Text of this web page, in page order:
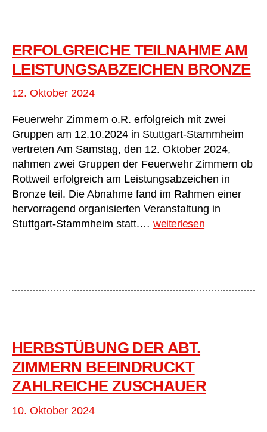
ERFOLGREICHE TEILNAHME AM
LEISTUNGSABZEICHEN BRONZE
12. Oktober 2024
Feuerwehr Zimmern o.R. erfolgreich mit zwei
Gruppen am 12.10.2024 in Stuttgart-Stammheim
vertreten Am Samstag, den 12. Oktober 2024,
nahmen zwei Gruppen der Feuerwehr Zimmern ob
Rottweil erfolgreich am Leistungsabzeichen in
Bronze teil. Die Abnahme fand im Rahmen einer
hervorragend organisierten Veranstaltung in
Stuttgart-Stammheim statt.… Erfolgreiche
weiterlesen
HERBSTÜBUNG DER ABT.
ZIMMERN BEEINDRUCKT
ZAHLREICHE ZUSCHAUER
10. Oktober 2024